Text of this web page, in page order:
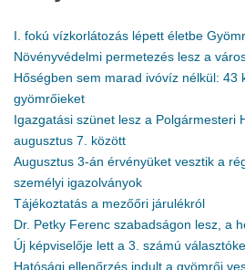
I. fokú vízkorlátozás lépett életbe
Növényvédelmi permetezés lesz a
Hőségben sem marad ivóvíz nélkül: 43
gyömrőieket
Igazgatási szünet lesz a Polgármesteri
augusztus 7. között
Augusztus 3-án érvényüket vesztik a
személyi igazolványok
Tájékoztatás a mezőőri járulékról
Dr. Petky Ferenc szabadságon lesz, a
Új képviselője lett a 3. számú
Hatósági ellenőrzés indult a gyömrői